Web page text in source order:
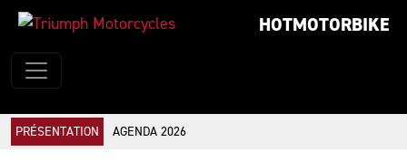
HOTMOTORBIKE
PRÉSENTATION AGENDA 2026